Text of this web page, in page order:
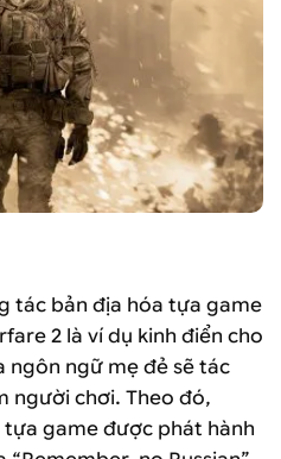
tác bản địa hóa tựa game
2 là ví dụ kinh điển cho
ngữ mẹ đẻ sẽ tác
người chơi. Theo đó,
game được phát hành